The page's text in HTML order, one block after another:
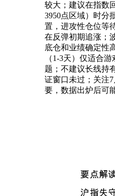
较大；建议在指数
3950点区域）时分
置，进攻性仓位等
在反弹初期追涨；
底仓和业绩确定性
（1-3天）仅适合
题；不建议长线持
证窗口未过；关注
要，数据出炉后可